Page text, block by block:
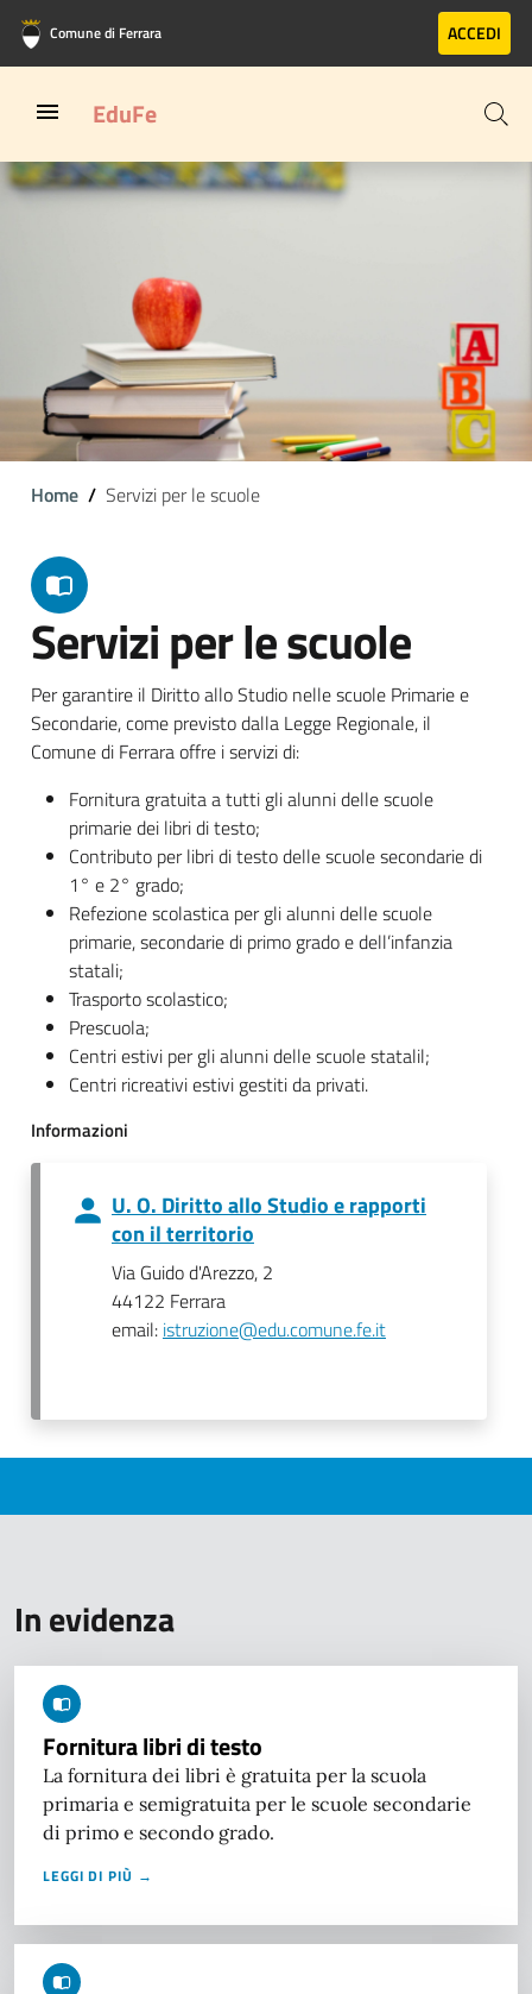
Vai al contenuto principale
Vai al footer
Comune di Ferrara ACCEDI
EduFe
Home Servizi per le scuole
Servizi per le scuole
Per garantire il Diritto allo Studio nelle scuole Primarie e
Secondarie, come previsto dalla Legge Regionale, il
Comune di Ferrara offre i servizi di:
Fornitura gratuita a tutti gli alunni delle scuole
primarie dei libri di testo;
Contributo per libri di testo delle scuole secondarie di
1° e 2° grado;
Refezione scolastica per gli alunni delle scuole
primarie, secondarie di primo grado e dell’infanzia
statali;
Trasporto scolastico;
Prescuola;
Centri estivi per gli alunni delle scuole statalil;
Centri ricreativi estivi gestiti da privati.
Informazioni
U. O. Diritto allo Studio e rapporti
con il territorio
Via Guido d'Arezzo, 2
44122 Ferrara
email: istruzione@edu.comune.fe.it
In evidenza
Fornitura libri di testo
La fornitura dei libri è gratuita per la scuola
primaria e semigratuita per le scuole secondarie
di primo e secondo grado.
LEGGI DI PIÙ →